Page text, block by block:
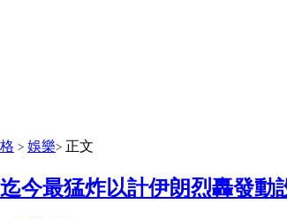
> 娛樂> 正文
今最猛炸以計伊朗烈轟發動